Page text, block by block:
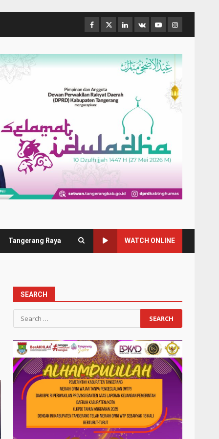
Facebook
TwitterLinkedin
VK YoutubeInstagram
Tangerang Raya WATCH ONLINE
SEARCH
Search
for: